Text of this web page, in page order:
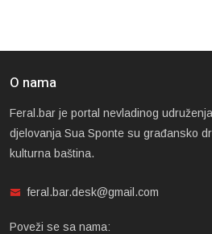
O nama
Feral.bar je portal nevladinog
djelovanja Sua Sponte su građansko
kulturna baština.
feral.bar.desk@gmail.com
Poveži se sa nama: